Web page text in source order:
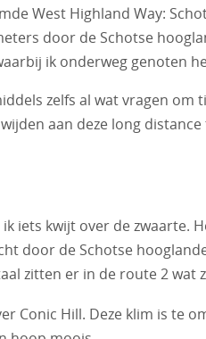
West Highland Way:
door de Schotse
ik onderweg genoten
zelfs al wat vragen om
aan deze long
iets kwijt over de zwaarte.
door de Schotse
zitten er in de route 2 wat
Conic Hill. Deze klim is te